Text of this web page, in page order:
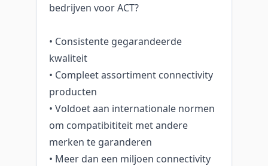
bedrijven voor ACT?
• Consistente gegarandeerde
kwaliteit
• Compleet assortiment connectivity
producten
• Voldoet aan internationale normen
om compatibititeit met andere
merken te garanderen
• Meer dan een miljoen connectivity